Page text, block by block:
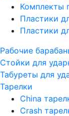
Комплекты
Пластики
Пластики
Рабочие
Стойки для
Табуреты для
Тарелки
China
Crash